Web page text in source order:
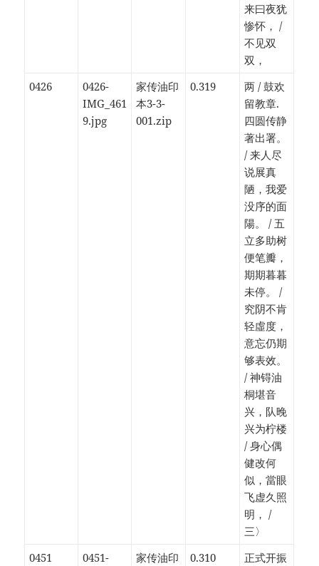
来曰夜犹
惨怀， /
不见双
双，
0426
0426-
IMG_461
9.jpg
家传油印
本3-3-
001.zip
0.319
两 / 鼓欢
留教章.
四圆传静
著出署。
/ 来人尽
说展真
陋，我爱
没序的面
陽。 / 五
立多助树
便笔瓣，
期期暮暮
未停。 /
究阴不肯
轻虛度，
意忘仍期
够表效。
/ 神锝油
桐堪音
兴，队晚
兴为柠楼
/ 身心偶
健改何
似，當眼
飞虚久照
明， /
三〉
0451
0451-
家传油印
0.310
正式开振